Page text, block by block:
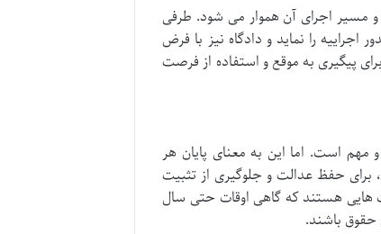
مسیر اجرای آن هموار می شود. طرفی
را نماید و دادگاه نیز با فرض
پیگیری به موقع و استفاده از فرصت
ای کلی و مهم است. اما این به معنای پایان هر
برای حفظ عدالت و جلوگیری از تثبیت
هایی هستند که گاهی اوقات حتی سال
حقوق باشند.